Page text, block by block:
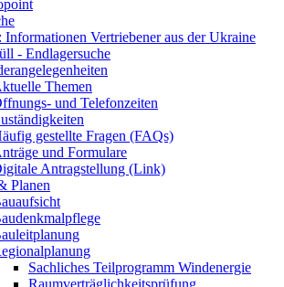
Vertriebener aus der Ukraine
- Endlagersuche
Themen
und Telefonzeiten
gestellte Fragen (FAQs)
und Formulare
Antragstellung (Link)
Planen
Sachliches Teilprogramm Windenergie
Raumverträglichkeitsprüfung